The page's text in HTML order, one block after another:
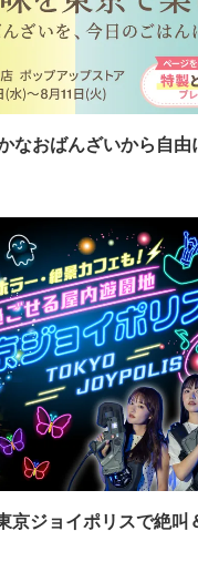
なおばんざいから自由
京ジョイポリスで絶叫